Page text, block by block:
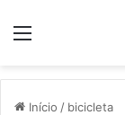
Início / bicicleta